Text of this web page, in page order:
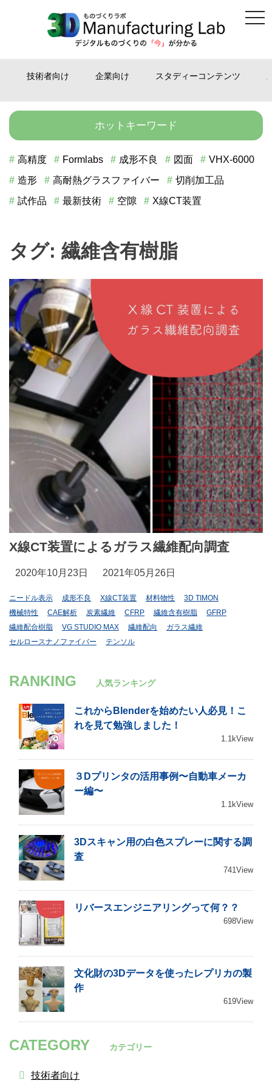
技術者向け 企業向け スタディーコンテンツ
ホットキーワード
高精度 Formlabs 成形不良 図面
VHX-6000
造形
高耐熱グラスファイバー
切削加工品
試作品
最新技術 空隙 X線CT装置
タグ: 繊維含有樹脂
X線CT装置によるガラス繊維配向調査
2020年10月23日 2021年05月26日
ニードル表示 成形不良 X線CT装置 材料物性
3D TIMON
機械特性
CAE解析 炭素繊維 CFRP 繊維含有樹脂
GFRP
繊維配合樹脂
VG STUDIO MAX 繊維配向
ガラス繊維
セルロースナノファイバー
テンソル
RANKING 人気ランキング
これからBlenderを始めたい人必見！こ
れを見て勉強しました！
1.1kView
３Dプリンタの活用事例〜自動車メーカ
ー編〜
1.1kView
3Dスキャン用の白色スプレーに関する調
査
741View
リバースエンジニアリングって何？？
698View
文化財の3Dデータを使ったレプリカの製
作
619View
CATEGORY カテゴリー
技術者向け